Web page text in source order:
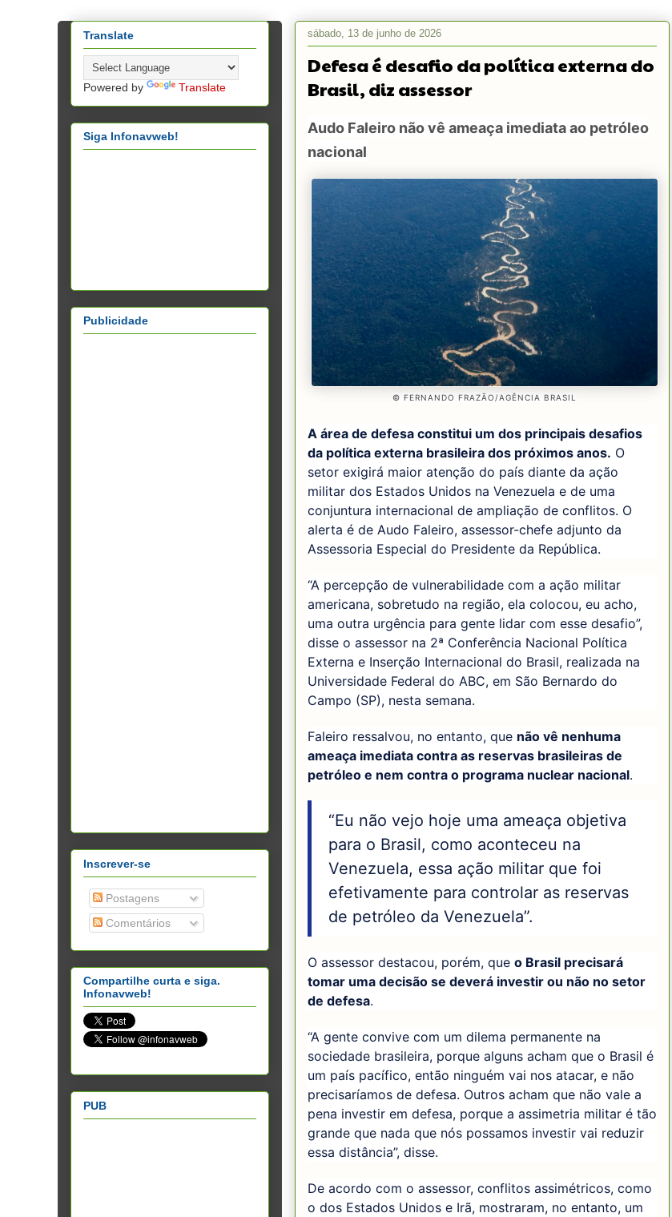
sábado, 13 de junho de 2026
Defesa é desafio da política externa do
Brasil, diz assessor
Audo Faleiro não vê ameaça imediata ao petróleo
nacional
© FERNANDO FRAZÃO/AGÊNCIA BRASIL
A área de defesa constitui um dos principais desafios
da política externa brasileira dos próximos anos. O
setor exigirá maior atenção do país diante da ação
militar dos Estados Unidos na Venezuela e de uma
conjuntura internacional de ampliação de conflitos. O
alerta é de Audo Faleiro, assessor-chefe adjunto da
Assessoria Especial do Presidente da República.
“A percepção de vulnerabilidade com a ação militar
americana, sobretudo na região, ela colocou, eu acho,
uma outra urgência para gente lidar com esse desafio”,
disse o assessor na 2ª Conferência Nacional Política
Externa e Inserção Internacional do Brasil, realizada na
Universidade Federal do ABC, em São Bernardo do
Campo (SP), nesta semana.
Faleiro ressalvou, no entanto, que não vê nenhuma
ameaça imediata contra as reservas brasileiras de
petróleo e nem contra o programa nuclear nacional.
“Eu não vejo hoje uma ameaça objetiva
para o Brasil, como aconteceu na
Venezuela, essa ação militar que foi
efetivamente para controlar as reservas
de petróleo da Venezuela”.
O assessor destacou, porém, que o Brasil precisará
tomar uma decisão se deverá investir ou não no setor
de defesa.
“A gente convive com um dilema permanente na
sociedade brasileira, porque alguns acham que o Brasil é
um país pacífico, então ninguém vai nos atacar, e não
precisaríamos de defesa. Outros acham que não vale a
pena investir em defesa, porque a assimetria militar é tão
grande que nada que nós possamos investir vai reduzir
essa distância”, disse.
De acordo com o assessor, conflitos assimétricos, como
o dos Estados Unidos e Irã, mostraram, no entanto, um
Translate
Powered by Translate
Siga Infonavweb!
Publicidade
Inscrever-se
Postagens
Comentários
Compartilhe curta e siga.
Infonavweb!
PUB